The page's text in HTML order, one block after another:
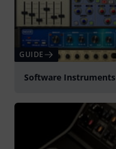
GUIDE
Software Instruments